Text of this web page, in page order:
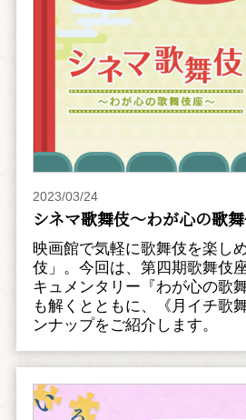
2023/03/24
シネマ歌舞伎～わが心の歌
映画館で気軽に歌舞伎を楽し
伎」。今回は、第四期歌舞伎
キュメンタリー『わが心の歌
も解くとともに、《月イチ歌
ンナップをご紹介します。